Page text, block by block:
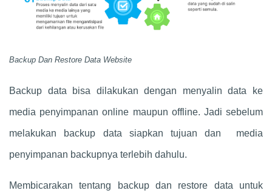
Backup Dan Restore Data Website
Backup data bisa dilakukan dengan menyalin data ke
media penyimpanan online maupun offline. Jadi sebelum
melakukan backup data siapkan tujuan dan media
penyimpanan backupnya terlebih dahulu.
Membicarakan tentang backup dan restore data untuk